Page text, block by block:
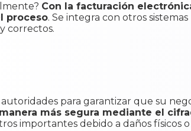
Con la facturación
proceso. Se integra con otros sistemas
correctos.
para garantizar que su
más segura mediante el
importantes debido a daños físicos o